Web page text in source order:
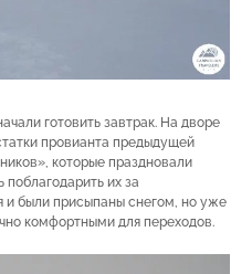
готовить завтрак. На дворе
провианта предыдущей
которые праздновали
их за
и были присыпаны снегом, но уже
комфортными для переходов.